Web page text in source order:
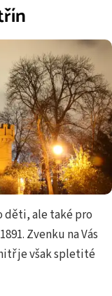
děti, ale také pro
Zvenku na Vás
je však spletité